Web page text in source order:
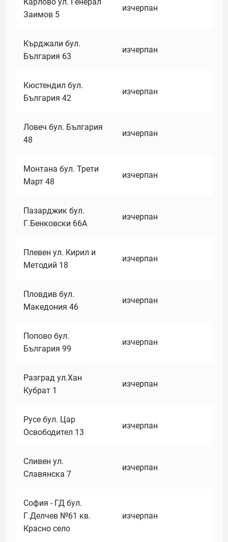
Заимов 5
изчерпан
Кърджали бул.
България 63
изчерпан
Кюстендил бул.
България 42
изчерпан
Ловеч бул. България
48
изчерпан
Монтана бул. Трети
Март 48
изчерпан
Пазарджик бул.
Г.Бенковски 66А
изчерпан
Плевен ул. Кирил и
Методий 18
изчерпан
Пловдив бул.
Македония 46
изчерпан
Попово бул.
България 99
изчерпан
Разград ул.Хан
Кубрат 1
изчерпан
Русе бул. Цар
Освободител 13
изчерпан
Сливен ул.
Славянска 7
изчерпан
София - ГД бул.
Г.Делчев №61 кв.
Красно село
изчерпан